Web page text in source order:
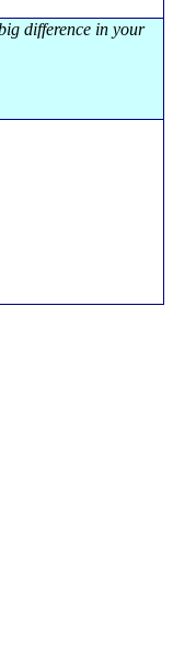
difference in your